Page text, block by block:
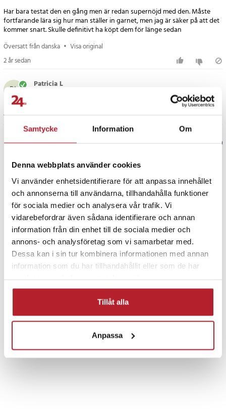
Samtycke Information Om
Denna webbplats använder cookies
Vi använder enhetsidentifierare för att anpassa innehållet
och annonserna till användarna, tillhandahålla funktioner
för sociala medier och analysera vår trafik. Vi
vidarebefordrar även sådana identifierare och annan
information från din enhet till de sociala medier och
annons- och analysföretag som vi samarbetar med.
Dessa kan i sin tur kombinera informationen med annan
information som du har tillhandahållit eller som de har
Tillåt alla
Anpassa
Har bara testat den en gång men är redan supernöjd med den. Måste
fortfarande lära sig hur man ställer in garnet, men jag är säker på att det
kommer snart. Skulle definitivt ha köpt dem för länge sedan
Översatt från danska • Visa original
2 år sedan
PL Patricia L
1 år sedan
PRISGARANTI
UTFÖRSÄLJNING
Fortsätt att fynda
Hem & Trädgård